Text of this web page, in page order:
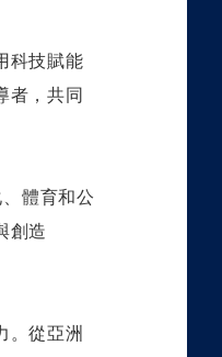
科技賦能
者，共同
體育和公
創造
。從亞洲